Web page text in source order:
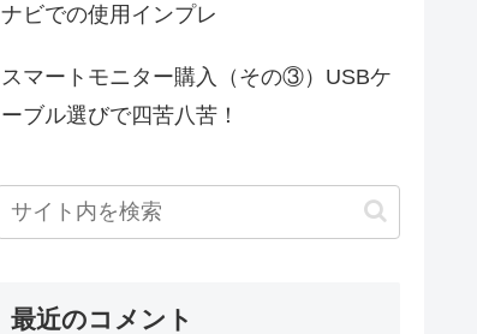
ナビでの使用インプレ
スマートモニター購入（その③）USBケ
ーブル選びで四苦八苦！
最近のコメント